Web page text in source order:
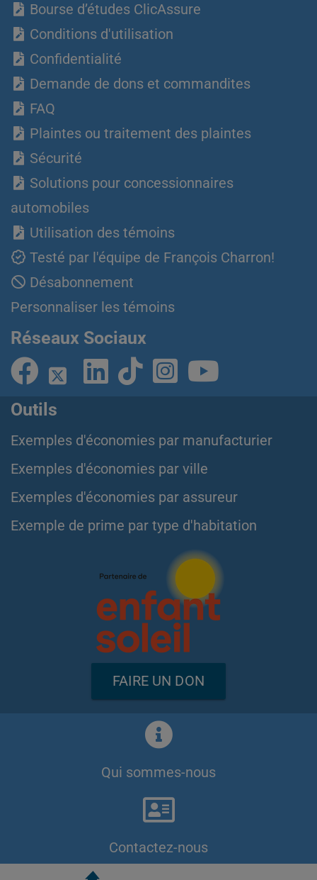
Bourse d’études ClicAssure
Conditions d'utilisation
Confidentialité
Demande de dons et commandites
FAQ
Plaintes ou traitement des plaintes
Sécurité
Solutions pour concessionnaires
automobiles
Utilisation des témoins
Testé par l'équipe de François Charron!
Désabonnement
Personnaliser les témoins
Réseaux Sociaux
Outils
Exemples d'économies par manufacturier
Exemples d'économies par ville
Exemples d'économies par assureur
Exemple de prime par type d'habitation
FAIRE UN DON
Qui sommes-nous
Contactez-nous